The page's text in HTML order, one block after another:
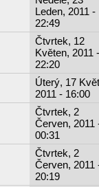
Leden, 2011 -
22:49
Čtvrtek, 12
Květen, 2011 -
22:20
Úterý, 17
2011 - 16:00
Čtvrtek, 2
Červen, 2011
00:31
Čtvrtek, 2
Červen, 2011
20:19